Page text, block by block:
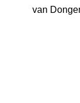
van